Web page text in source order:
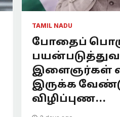
TAMIL NADU
போதைப்
இளைஞர்கள்
இருக்க
விழிப்புண...